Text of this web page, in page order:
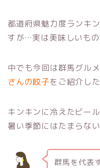
都道府県魅力度ランキ
すが…実は美味しいも
中でも今回は群馬グル
さんの餃子をご紹介し
キンキンに冷えたビー
暑い季節にはたまらな
群馬を代表